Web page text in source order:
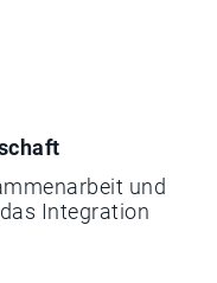
und
Integration